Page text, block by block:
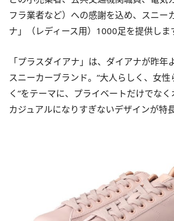
フラ業者など）への感謝を込め、スニー
ナ」（レディース用）1000足を提供しま
「プラスダイアナ」は、ダイアナが昨年
スニーカーブランド。“大人らしく、女
く”をテーマに、プライベートだけでな
カジュアルになりすぎないデザインが特長